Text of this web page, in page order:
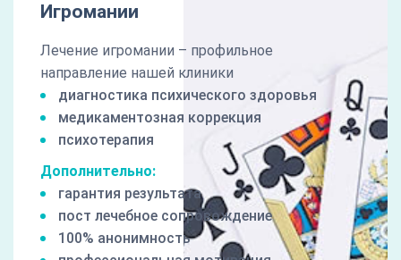
Игромании
Лечение игромании – профильное
направление нашей клиники
диагностика психического здоровья
медикаментозная коррекция
психотерапия
Дополнительно:
гарантия результата
пост лечебное сопровождение
100% анонимность